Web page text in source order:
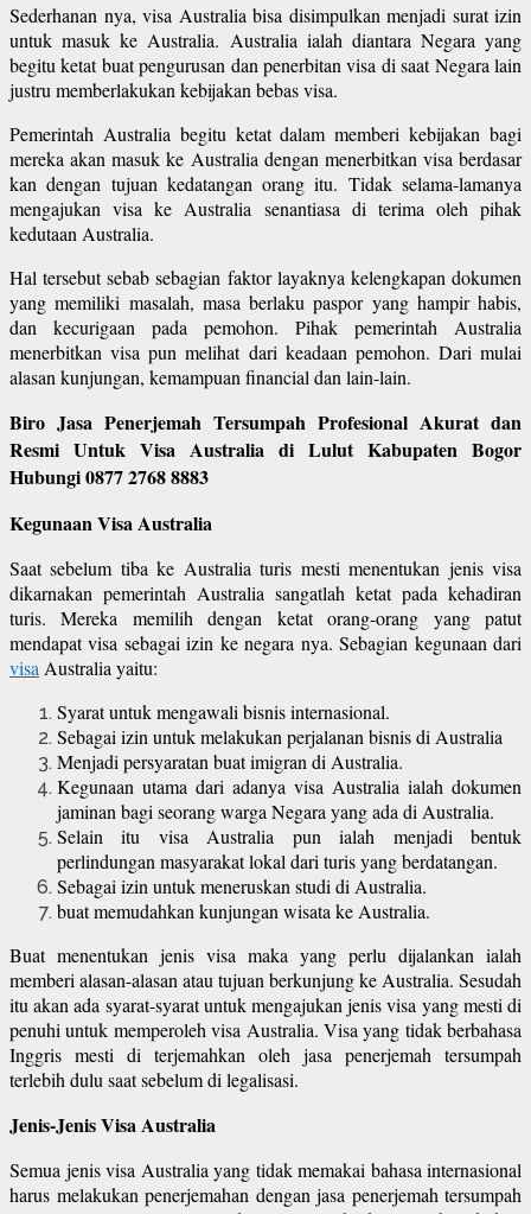
Sederhanan nya, visa Australia bisa disimpulkan menjadi surat izin
untuk masuk ke Australia. Australia ialah diantara Negara yang
begitu ketat buat pengurusan dan penerbitan visa di saat Negara lain
justru memberlakukan kebijakan bebas visa.
Pemerintah Australia begitu ketat dalam memberi kebijakan bagi
mereka akan masuk ke Australia dengan menerbitkan visa berdasar
kan dengan tujuan kedatangan orang itu. Tidak selama-lamanya
mengajukan visa ke Australia senantiasa di terima oleh pihak
kedutaan Australia.
Hal tersebut sebab sebagian faktor layaknya kelengkapan dokumen
yang memiliki masalah, masa berlaku paspor yang hampir habis,
dan kecurigaan pada pemohon. Pihak pemerintah Australia
menerbitkan visa pun melihat dari keadaan pemohon. Dari mulai
alasan kunjungan, kemampuan financial dan lain-lain.
Biro Jasa Penerjemah Tersumpah Profesional Akurat dan
Resmi Untuk Visa Australia di Lulut Kabupaten Bogor
Hubungi 0877 2768 8883
Kegunaan Visa Australia
Saat sebelum tiba ke Australia turis mesti menentukan jenis visa
dikarnakan pemerintah Australia sangatlah ketat pada kehadiran
turis. Mereka memilih dengan ketat orang-orang yang patut
mendapat visa sebagai izin ke negara nya. Sebagian kegunaan dari
visa Australia yaitu:
Syarat untuk mengawali bisnis internasional.
Sebagai izin untuk melakukan perjalanan bisnis di Australia
Menjadi persyaratan buat imigran di Australia.
Kegunaan utama dari adanya visa Australia ialah dokumen
jaminan bagi seorang warga Negara yang ada di Australia.
Selain itu visa Australia pun ialah menjadi bentuk
perlindungan masyarakat lokal dari turis yang berdatangan.
Sebagai izin untuk meneruskan studi di Australia.
buat memudahkan kunjungan wisata ke Australia.
Buat menentukan jenis visa maka yang perlu dijalankan ialah
memberi alasan-alasan atau tujuan berkunjung ke Australia. Sesudah
itu akan ada syarat-syarat untuk mengajukan jenis visa yang mesti di
penuhi untuk memperoleh visa Australia. Visa yang tidak berbahasa
Inggris mesti di terjemahkan oleh jasa penerjemah tersumpah
terlebih dulu saat sebelum di legalisasi.
Jenis-Jenis Visa Australia
Semua jenis visa Australia yang tidak memakai bahasa internasional
harus melakukan penerjemahan dengan jasa penerjemah tersumpah